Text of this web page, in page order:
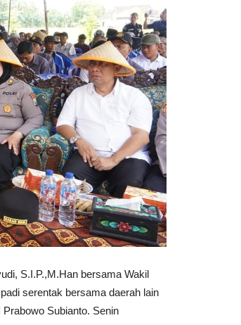
S.I.P.,M.Han bersama Wakil
serentak bersama daerah lain
Subianto. Senin